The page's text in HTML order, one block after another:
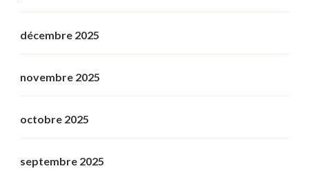
décembre 2025
novembre 2025
octobre 2025
septembre 2025